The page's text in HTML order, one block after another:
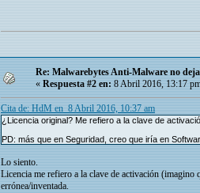
Re: Malwarebytes Anti-Malware no
«Respuesta #2 en:8 Abril 2016, 13:17
Cita de: HdM en 8 Abril 2016, 10:37 am
¿Licencia original? Me refiero a la clave de
PD: más que en Seguridad, creo que iría en
Lo siento.
Licencia me refiero a la clave de activación (imagino
errónea/inventada.